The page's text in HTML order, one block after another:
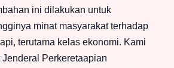
ini dilakukan untuk
minat masyarakat terhadap
terutama kelas ekonomi. Kami
Perkeretaapian